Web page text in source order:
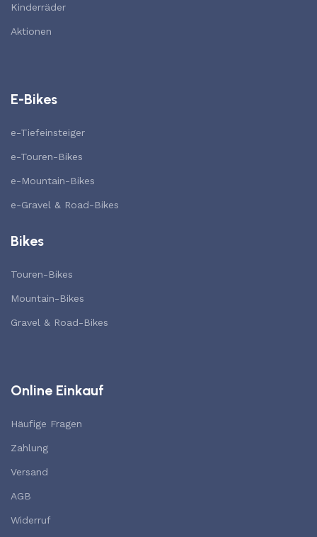
Kinderräder
Aktionen
E-Bikes
e-Tiefeinsteiger
e-Touren-Bikes
e-Mountain-Bikes
e-Gravel & Road-Bikes
Bikes
Touren-Bikes
Mountain-Bikes
Gravel & Road-Bikes
Online Einkauf
Häufige Fragen
Zahlung
Versand
AGB
Widerruf